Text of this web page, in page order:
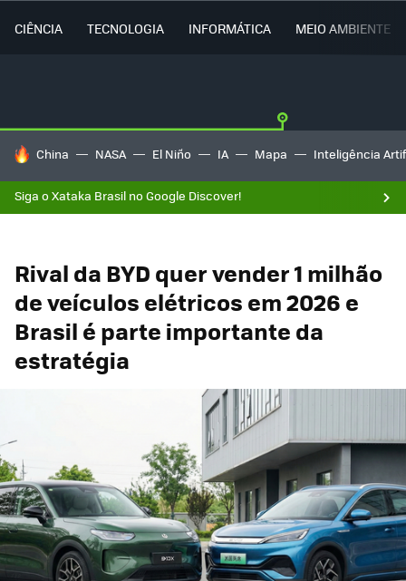
CIÊNCIA TECNOLOGIA INFORMÁTICA MEIO AMBIENTE
TENDÊNCIAS DO DIA
China NASA El Niño IA Mapa Inteligência
Siga o Xataka Brasil no Google Discover!
Rival da BYD quer vender 1 milhão
de veículos elétricos em 2026 e
Brasil é parte importante da
estratégia